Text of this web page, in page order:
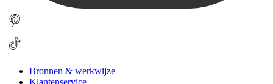
Bronnen & werkwijze
Klantenservice